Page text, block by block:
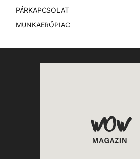
PÁRKAPCSOLAT
MUNKAERŐPIAC